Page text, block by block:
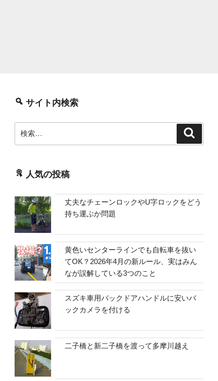
サイト内検索
索:
人気の投稿
丈夫なチェーンロックやU字ロックをどう
持ち運ぶか問題
黄色いセンターラインでも自転車を抜い
てOK？2026年4月の新ルール、実はみん
なが誤解している3つのこと
スズキ車用バックドアハンドルに安いバ
ックカメラを付ける
二子橋と新二子橋を渡って多摩川越え